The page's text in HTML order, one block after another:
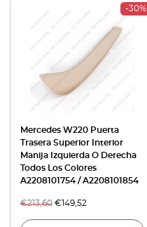
-30%
Mercedes W220 Puerta
Trasera Superior Interior
Manija Izquierda O Derecha
Todos Los Colores
A2208101754 / A2208101854
€213,60 €149,52